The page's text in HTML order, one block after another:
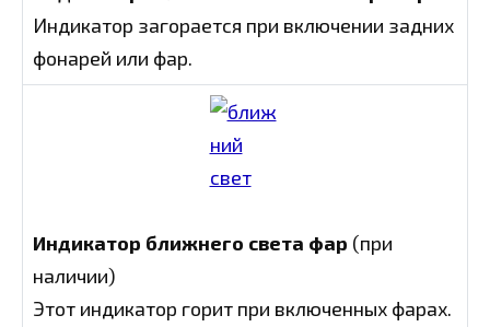
Индикатор загорается при включении задних
фонарей или фар.
Индикатор ближнего света фар (при
наличии)
Этот индикатор горит при включенных фарах.